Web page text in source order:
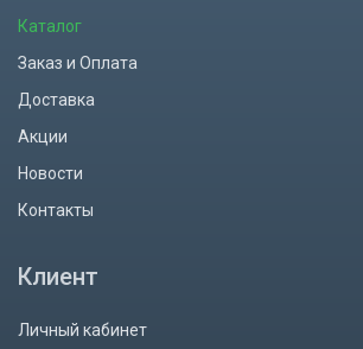
Каталог
Заказ и Оплата
Доставка
Акции
Новости
Контакты
Клиент
Личный кабинет